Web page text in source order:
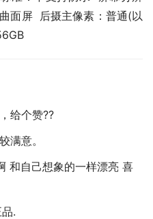
面屏  后摄主像素：普通(以
给个赞??
满意。
和自己想象的一样漂亮 喜
.